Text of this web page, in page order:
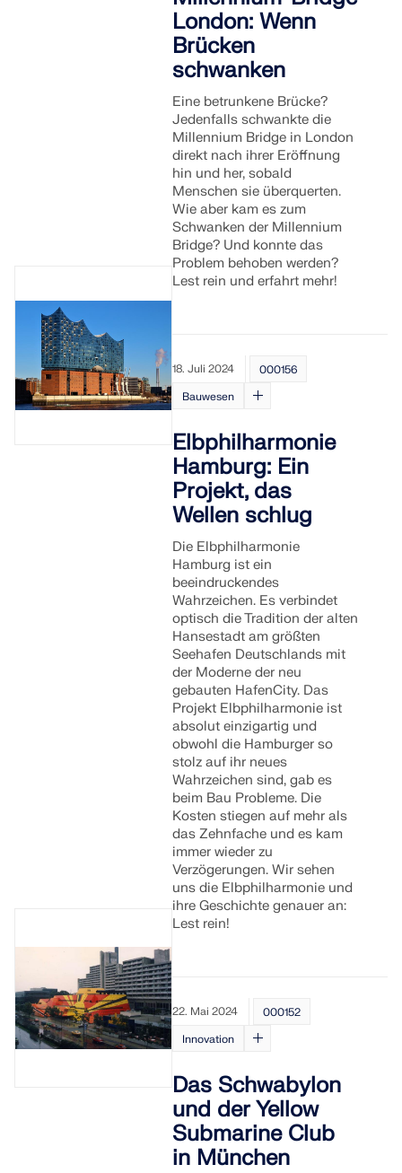
London: Wenn
Brücken
schwanken
Eine betrunkene Brücke?
Jedenfalls schwankte die
Millennium Bridge in London
direkt nach ihrer Eröffnung
hin und her, sobald
Menschen sie überquerten.
Wie aber kam es zum
Schwanken der Millennium
Bridge? Und konnte das
Problem behoben werden?
Lest rein und erfahrt mehr!
18. Juli 2024
000156
Bauwesen
Elbphilharmonie
Hamburg: Ein
Projekt, das
Wellen schlug
Die Elbphilharmonie
Hamburg ist ein
beeindruckendes
Wahrzeichen. Es verbindet
optisch die Tradition der alten
Hansestadt am größten
Seehafen Deutschlands mit
der Moderne der neu
gebauten HafenCity. Das
Projekt Elbphilharmonie ist
absolut einzigartig und
obwohl die Hamburger so
stolz auf ihr neues
Wahrzeichen sind, gab es
beim Bau Probleme. Die
Kosten stiegen auf mehr als
das Zehnfache und es kam
immer wieder zu
Verzögerungen. Wir sehen
uns die Elbphilharmonie und
ihre Geschichte genauer an:
Lest rein!
22. Mai 2024
000152
Innovation
Das Schwabylon
und der Yellow
Submarine Club
in München